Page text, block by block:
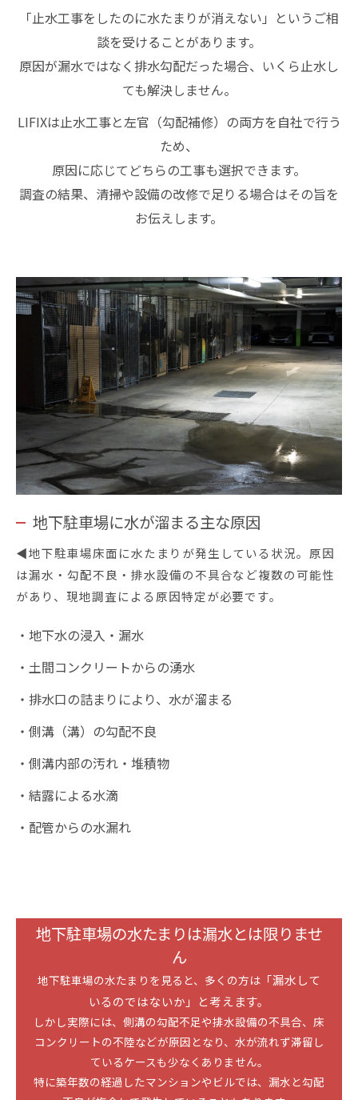
「止水工事をしたのに水たまりが消えない」というご相
談を受けることがあります。
原因が漏水ではなく排水勾配だった場合、いくら止水し
ても解決しません。
LIFIXは止水工事と左官（勾配補修）の両方を自社で行う
ため、
原因に応じてどちらの工事も選択できます。
調査の結果、清掃や設備の改修で足りる場合はその旨を
お伝えします。
地下駐車場に水が溜まる主な原因
◀️地下駐車場床面に水たまりが発生している状況。原因
は漏水・勾配不良・排水設備の不具合など複数の可能性
があり、現地調査による原因特定が必要です。
・地下水の浸入・漏水
・土間コンクリートからの湧水
・排水口の詰まりにより、水が溜まる
・側溝（溝）の勾配不良
・側溝内部の汚れ・堆積物
・結露による水滴
・配管からの水漏れ
地下駐車場の水たまりは漏水とは限りませ
ん
地下駐車場の水たまりを見ると、多くの方は「漏水して
いるのではないか」と考えます。
しかし実際には、側溝の勾配不足や排水設備の不具合、床
コンクリートの不陸などが原因となり、水が流れず滞留し
ているケースも少なくありません。
特に築年数の経過したマンションやビルでは、漏水と勾配